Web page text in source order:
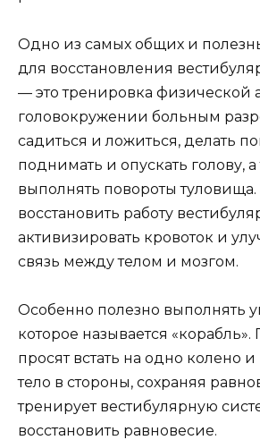
Одно из самых общих и
для восстановления
— это тренировка физической
головокружении больным
садиться и ложиться, делать
поднимать и опускать голову, а
выполнять повороты туловища.
восстановить работу
активизировать кровоток и
связь между телом и мозгом.
Особенно полезно выполнять
которое называется «корабль».
просят встать на одно колено
тело в стороны, сохраняя
тренирует вестибулярную
восстановить равновесие.